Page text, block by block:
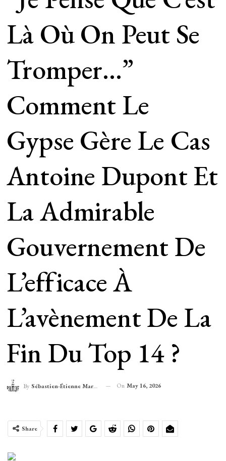
Là Où On Peut Se
Tromper…”
Comment Le
Gypse Gère Le Cas
Antoine Dupont Et
La Admirable
Gouvernement De
L’efficace À
L’avènement De La
Fin Du Top 14 ?
By Sébastien-Étienne Marechal On May 16, 2026
Share